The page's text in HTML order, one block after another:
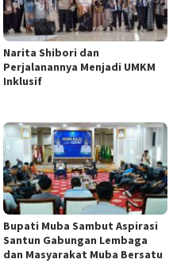
Narita Shibori dan
Perjalanannya Menjadi UMKM
Inklusif
Bupati Muba Sambut Aspirasi
Santun Gabungan Lembaga
dan Masyarakat Muba Bersatu